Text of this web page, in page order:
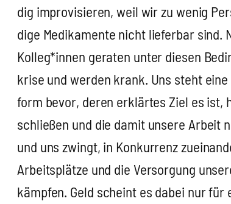
dig impro­vi­sie­ren, weil wir zu wenig
di­ge Medi­ka­men­te nicht lie­fer­bar sind.
Kolleg*innen gera­ten unter die­sen
kri­se und wer­den krank. Uns steht
form bevor, deren erklär­tes Ziel es ist,
schlie­ßen und die damit unse­re Arbeit
und uns zwingt, in Kon­kur­renz
Arbeits­plät­ze und die Ver­sor­gung
kämp­fen. Geld scheint es dabei nur